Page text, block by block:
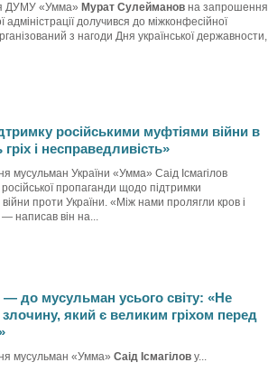
ДУМУ «Умма» Мурат Сулейманов на запрошення
адміністрації долучився до міжконфесійної
з нагоди Дня української державности,
російськими муфтіями війни в
і несправедливість»
мусульман України «Умма» Саід Ісмагілов
пропаганди щодо підтримки
проти України. «Між нами пролягли кров і
— написав він на...
до мусульман усього світу: «Не
який є великим гріхом перед
мусульман «Умма» Саід Ісмагілов у...